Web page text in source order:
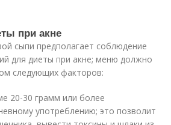
при акне
сыпи предполагает соблюдение
для диеты при акне; меню должно
следующих факторов:
20-30 грамм или более
употреблению; это позволит